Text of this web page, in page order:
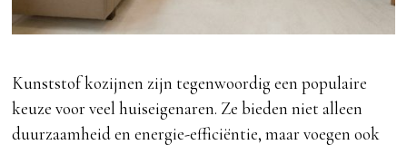
Kunststof kozijnen zijn tegenwoordig een populaire
keuze voor veel huiseigenaren. Ze bieden niet alleen
duurzaamheid en energie-efficiëntie, maar voegen ook